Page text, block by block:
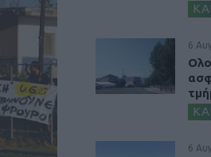
6
6